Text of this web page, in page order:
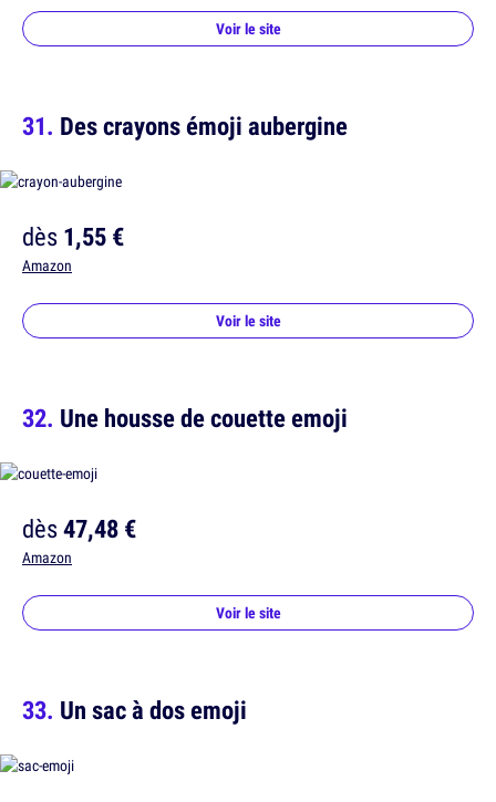
Voir le site
Des crayons émoji aubergine
dès1,55 €
Amazon
Voir le site
Une housse de couette emoji
dès47,48 €
Amazon
Voir le site
Un sac à dos emoji